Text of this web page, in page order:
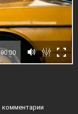
комментарии